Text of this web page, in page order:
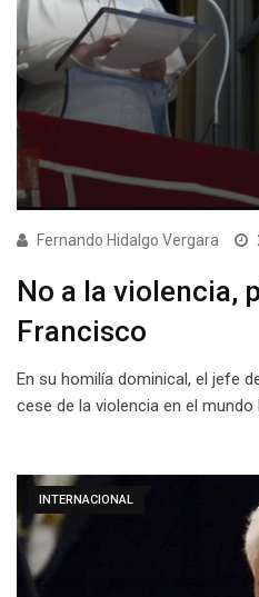
Fernando Hidalgo Vergara
No a la violencia,
Francisco
En su homilía dominical, el jefe
cese de la violencia en el mundo
INTERNACIONAL